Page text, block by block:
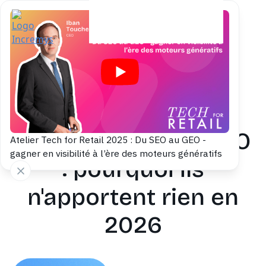
Atelier Tech for Retail 2025 : Du SEO au GEO -
gagner en visibilité à l’ère des moteurs génératifs
Back to blog
Backlinks
automatiques et GEO
: pourquoi ils
n'apportent rien en
2026